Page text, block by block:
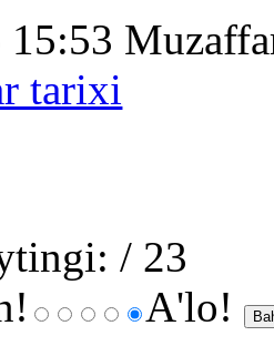
15:53
tarixi
/ 23
A'lo!